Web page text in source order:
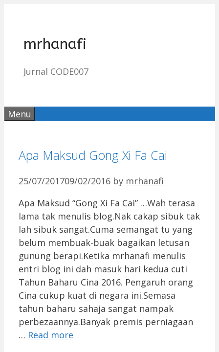
mrhanafi
Jurnal CODE007
Menu
Apa Maksud Gong Xi Fa Cai
25/07/201709/02/2016 by mrhanafi
Apa Maksud “Gong Xi Fa Cai” …Wah terasa
lama tak menulis blog.Nak cakap sibuk tak
lah sibuk sangat.Cuma semangat tu yang
belum membuak-buak bagaikan letusan
gunung berapi.Ketika mrhanafi menulis
entri blog ini dah masuk hari kedua cuti
Tahun Baharu Cina 2016. Pengaruh orang
Cina cukup kuat di negara ini.Semasa
tahun baharu sahaja sangat nampak
perbezaannya.Banyak premis perniagaan
… Read more